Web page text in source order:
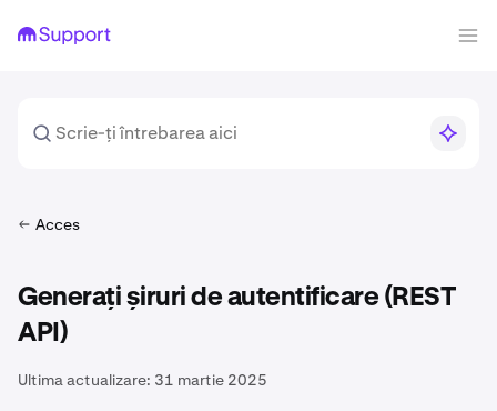
Acces
Generați șiruri de autentificare (REST
API)
Ultima actualizare: 31 martie 2025